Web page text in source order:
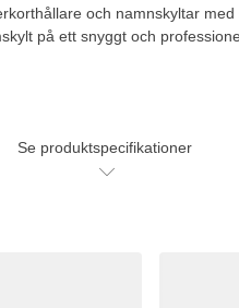
och namnskyltar
på ett snyggt och
Se produktspecifikationer